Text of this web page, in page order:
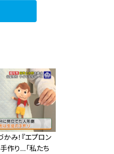
み！『エプロン
作り…「私たち